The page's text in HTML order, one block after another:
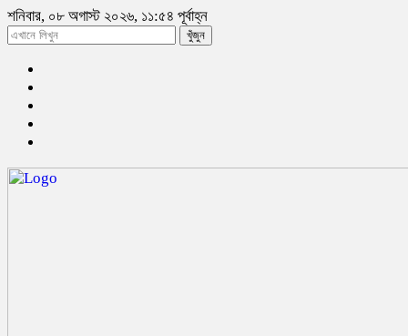
শনিবার, ০৮ অগাস্ট ২০২৬, ১১:৫৪ পূর্বাহ্ন
খুঁজুন